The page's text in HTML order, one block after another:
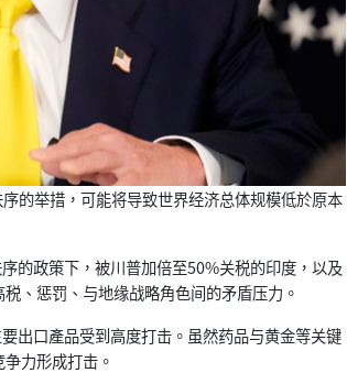
的举措，可能将导致世界经济总体规模低於原本
的政策下，被川普加倍至50%关税的印度，以及
、惩罚、与地缘战略角色间的矛盾压力。
出口產品受到高度打击。虽然药品与黄金等关键
力形成打击。